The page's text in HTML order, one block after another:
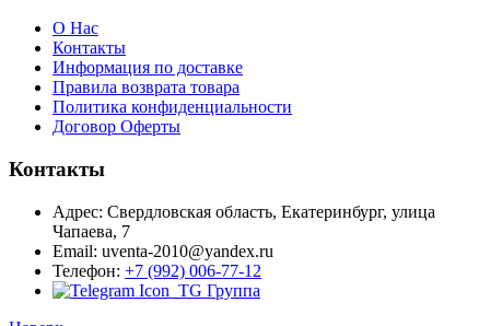
О Нас
Контакты
Информация по доставке
Правила возврата товара
Политика конфиденциальности
Договор Оферты
Контакты
Адрес: Свердловская область, Екатеринбург, улица
Чапаева, 7
Email: uventa-2010@yandex.ru
Телефон: +7 (992) 006-77-12
TG Группа